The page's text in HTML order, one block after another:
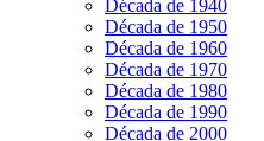
Década de 1940
Década de 1950
Década de 1960
Década de 1970
Década de 1980
Década de 1990
Década de 2000